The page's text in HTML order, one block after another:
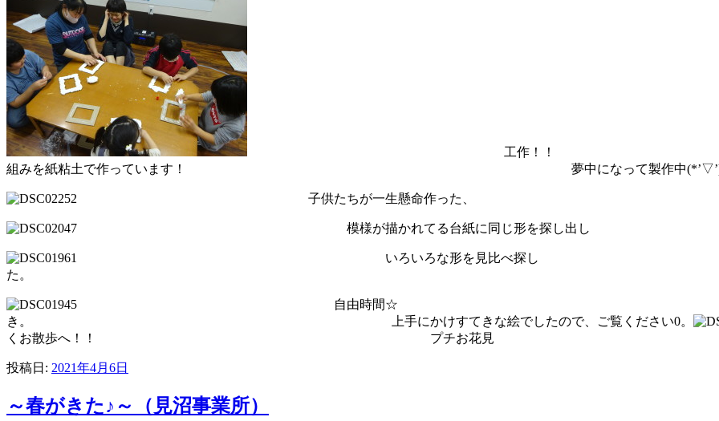
工作！！ 写
組みを紙粘土で作っています！ 夢中になって製作中
子供たちが一生懸命作った、 色とりどりの写真
模様が描かれてる台紙に同じ形を探し出し 同じ
いろいろな形を見比べ探し お手本と
た。
自由時間☆ ホワイトボー
き。 上手にかけすてきな絵でしたので、ご覧ください0。
くお散歩へ！！ プチお花見
投稿日: 2021年4月6日
～春がきた♪～（見沼事業所）